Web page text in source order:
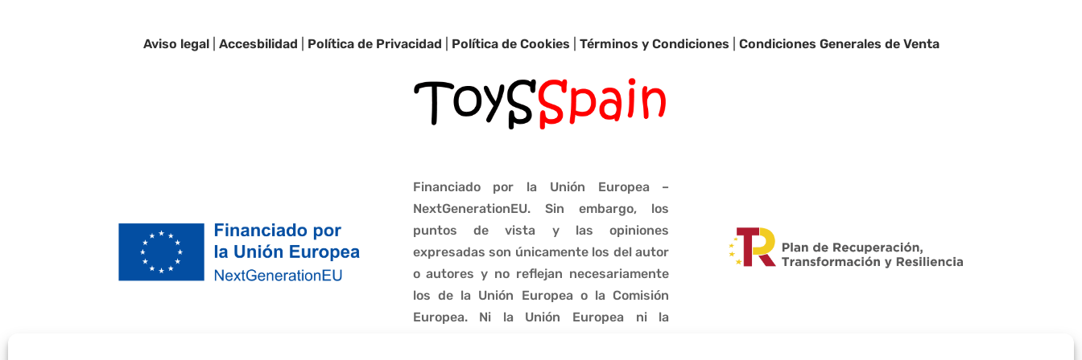
Aviso legal| Accesbilidad Política de Privacidad Política de Cookies Términos y Condiciones Condiciones Generales de Venta
Financiado por la Unión Europea –
NextGenerationEU. Sin embargo, los
puntos de vista y las opiniones
expresadas son únicamente los del autor
o autores y no reflejan necesariamente
los de la Unión Europea o la Comisión
Europea. Ni la Unión Europea ni la